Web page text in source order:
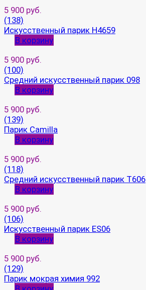
5 900 руб.
(138)
Искусственный парик H4659
В корзину
5 900 руб.
(100)
Средний искусственный парик 098
В корзину
5 900 руб.
(139)
Парик Camilla
В корзину
5 900 руб.
(118)
Средний искусственный парик T606
В корзину
5 900 руб.
(106)
Искусственный парик ES06
В корзину
5 900 руб.
(129)
Парик мокрая химия 992